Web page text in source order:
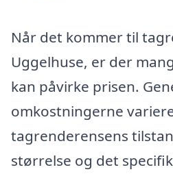
Når det kommer til
Uggelhuse, er der
kan påvirke prisen.
omkostningerne
tagrenderensens
størrelse og det